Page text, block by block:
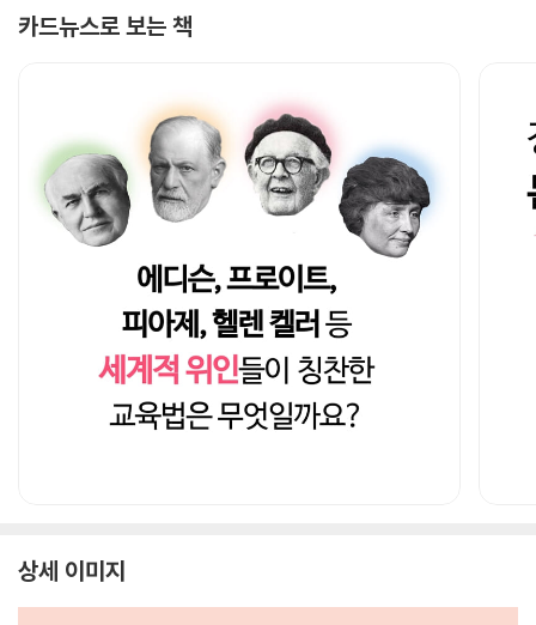
카드뉴스로 보는 책
상세 이미지